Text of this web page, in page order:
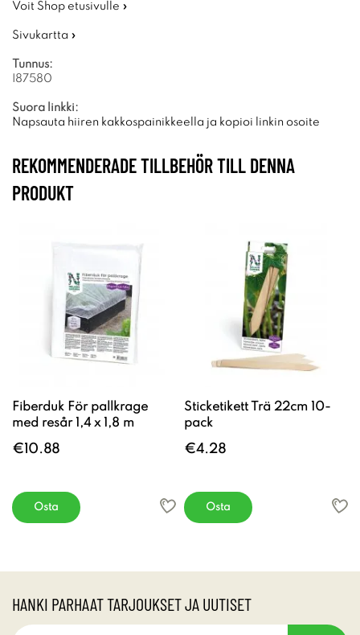
Voit Shop etusivulle »
Sivukartta »
Tunnus:
I87580
Suora linkki:
Napsauta hiiren kakkospainikkeella ja kopioi linkin osoite
REKOMMENDERADE TILLBEHÖR TILL DENNA
PRODUKT
Fiberduk För pallkrage
med resår 1,4 x 1,8 m
€10.88
Osta
Sticketikett Trä 22cm 10-
pack
€4.28
Osta
HANKI PARHAAT TARJOUKSET JA UUTISET